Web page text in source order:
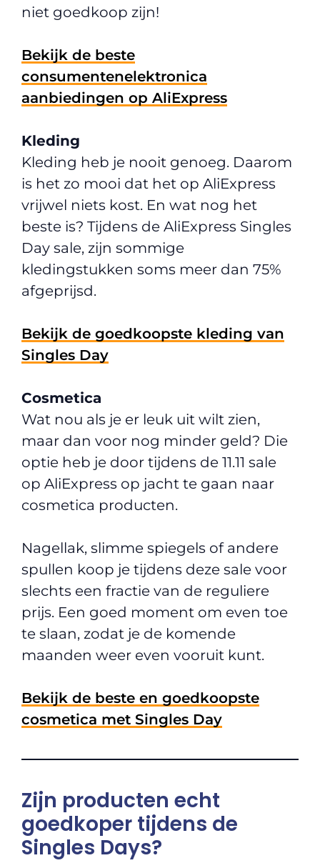
niet goedkoop zijn!
Bekijk de beste
consumentenelektronica
aanbiedingen op AliExpress
Kleding
Kleding heb je nooit genoeg. Daarom
is het zo mooi dat het op AliExpress
vrijwel niets kost. En wat nog het
beste is? Tijdens de AliExpress Singles
Day sale, zijn sommige
kledingstukken soms meer dan 75%
afgeprijsd.
Bekijk de goedkoopste kleding van
Singles Day
Cosmetica
Wat nou als je er leuk uit wilt zien,
maar dan voor nog minder geld? Die
optie heb je door tijdens de 11.11 sale
op AliExpress op jacht te gaan naar
cosmetica producten.
Nagellak, slimme spiegels of andere
spullen koop je tijdens deze sale voor
slechts een fractie van de reguliere
prijs. Een goed moment om even toe
te slaan, zodat je de komende
maanden weer even vooruit kunt.
Bekijk de beste en goedkoopste
cosmetica met Singles Day
Zijn producten echt
goedkoper tijdens de
Singles Days?